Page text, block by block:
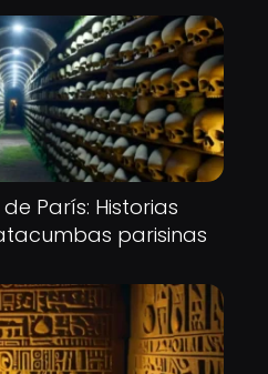
París: Historias
parisinas